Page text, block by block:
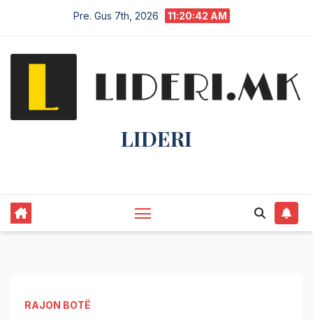
Pre. Gus 7th, 2026 11:20:42 AM
LIDERI
RAJON BOTË